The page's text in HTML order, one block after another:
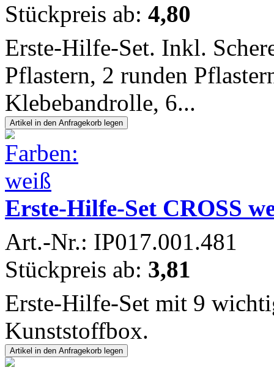
Stückpreis ab: 4,80
Erste-Hilfe-Set. Inkl.
Pflastern, 2 runden
Klebebandrolle, 6...
Erste-Hilfe-Set CROSS
Art.-Nr.: IP017.001.481
Stückpreis ab: 3,81
Erste-Hilfe-Set mit 9
Kunststoffbox.